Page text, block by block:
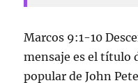
Marcos 9:1-10
mensaje es el título
popular de John